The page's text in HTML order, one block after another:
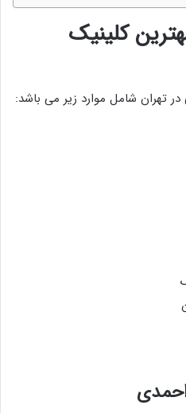
از بهترین کلینیک